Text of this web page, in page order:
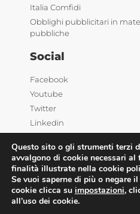
Italia Comfidi
Obblighi pubblicitari in
pubbliche
Social
Facebook
Youtube
Twitter
Linkedin
©2025 Confesercenti |
Questo sito o gli strumenti terzi
avvalgono di cookie necessari
finalità illustrate nella cookie
Se vuoi saperne di più o negare
cookie clicca su impostazioni,
all’uso dei cookie.